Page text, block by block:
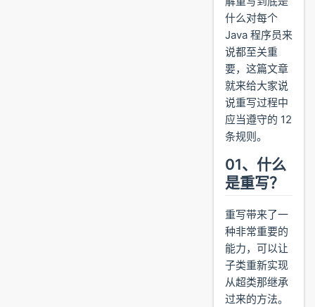
什么对每个
Java 程序员来
说都至关重
要，这篇文章
就来给大家说
说重写过程中
应当遵守的 12
条规则。
01、什么
是重写？
重写带来了一
种非常重要的
能力，可以让
子类重新实现
从超类那继承
过来的方法。